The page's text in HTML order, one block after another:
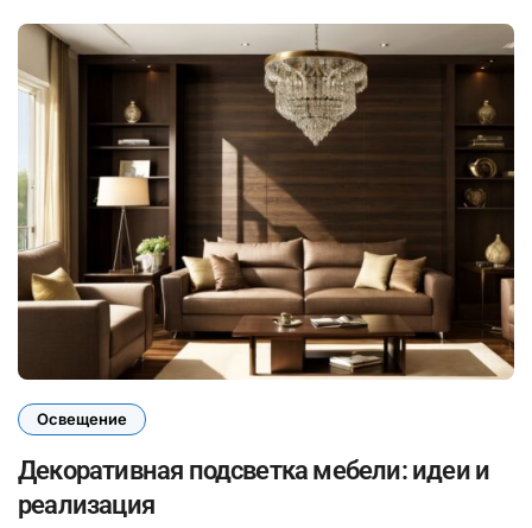
Освещение
Декоративная подсветка мебели: идеи и
реализация